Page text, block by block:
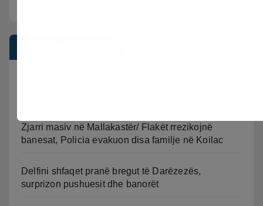
Zjarri masiv në Mallakastër/ Flakët rrezikojnë
banesat, Policia evakuon disa familje në Koilac
Delfini shfaqet pranë bregut të Darëzezës,
surprizon pushuesit dhe banorët